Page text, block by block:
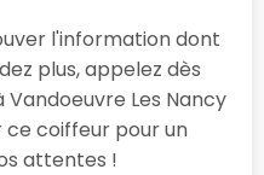
l'information dont
plus, appelez dès
Les Nancy
ce coiffeur pour un
attentes !